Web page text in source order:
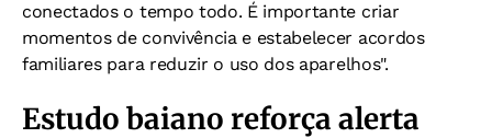
conectados o tempo todo. É importante criar
momentos de convivência e estabelecer acordos
familiares para reduzir o uso dos aparelhos".
Estudo baiano reforça alerta